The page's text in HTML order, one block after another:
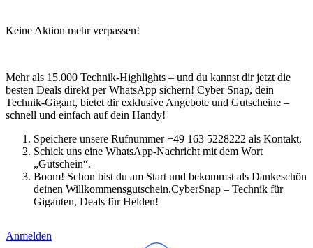
Keine Aktion mehr verpassen!
Mehr als 15.000 Technik-Highlights – und du kannst dir jetzt die
besten Deals direkt per WhatsApp sichern! Cyber Snap, dein
Technik-Gigant, bietet dir exklusive Angebote und Gutscheine –
schnell und einfach auf dein Handy!
Speichere unsere Rufnummer +49 163 5228222 als Kontakt.
Schick uns eine WhatsApp-Nachricht mit dem Wort
„Gutschein“.
Boom! Schon bist du am Start und bekommst als Dankeschön
deinen Willkommensgutschein.CyberSnap – Technik für
Giganten, Deals für Helden!
Anmelden